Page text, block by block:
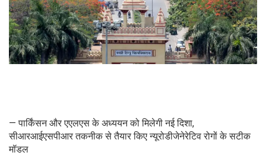
— पार्किंसन और एएलएस के अध्ययन को मिलेगी नई दिशा,
सीआरआईएसपीआर तकनीक से तैयार किए न्यूरोडीजेनेरेटिव रोगों के सटीक
मॉडल